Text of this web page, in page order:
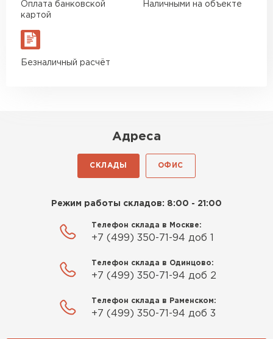
Оплата банковской
картой
Наличными на объекте
Безналичный расчёт
Адреса
СКЛАДЫ ОФИС
Режим работы складов: 8:00 - 21:00
Телефон склада в Москве:
+7 (499) 350-71-94 доб 1
Телефон склада в Одинцово:
+7 (499) 350-71-94 доб 2
Телефон склада в Раменском:
+7 (499) 350-71-94 доб 3